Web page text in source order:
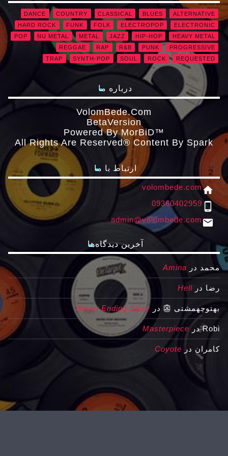
ALTERNATIVE
BLUES
CLASSICAL
COUNTRY
DANCE
ELECTRONIC
ELECTROPOP
FOLK
FUNK
HARD ROCK
HEAVY METAL
HIP-HOP
JAZZ
METAL
NU METAL
POP
PROGRESSIVE
PUNK
R&B
RAP
REGGAE
REQUESTED
ROCK
SOUL
SYNTH-POP
TRAP
درباره ما
VolomBede.com
ΒetaVersion
Powered By MorBiD™
All Rights Are Reserved® Content By Spark
ارتباط با ما
home
volombede.com
phone_android
09360402959
email
admin@volombede.com
آخرین دیدگاه‌ها
محمد در Amina
رضا در Hell
بهتوچهمشتی 👺 در Never Ending Story
Robiدر Masterpiece
کامران در Coyote